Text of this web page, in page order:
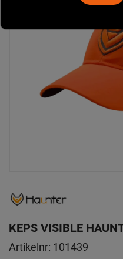
KEPS VISIBLE
Artikelnr: 101439